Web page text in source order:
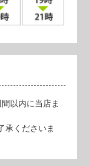
以内に当店ま
承くださいま